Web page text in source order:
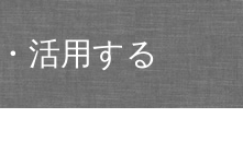
活用する